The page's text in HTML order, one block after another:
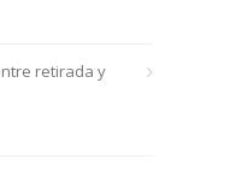
retirada y